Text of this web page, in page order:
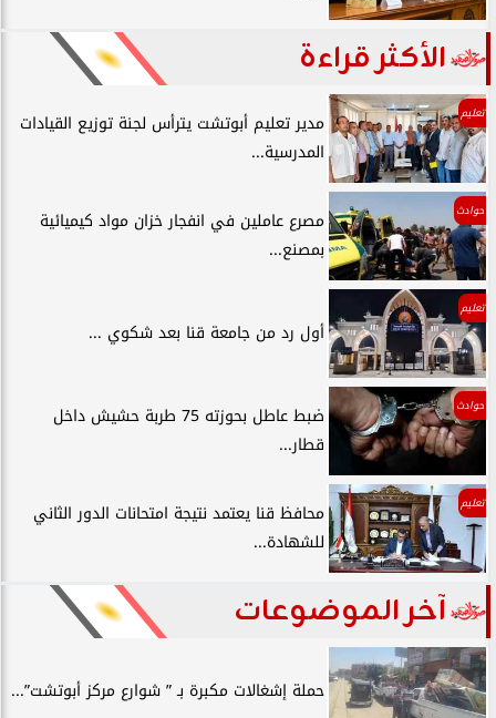
الأكثر قراءة
تعليم
مدير تعليم أبوتشت يترأس لجنة توزيع القيادات
المدرسية...
حوادث
مصرع عاملين في انفجار خزان مواد كيميائية
بمصنع...
تعليم
أول رد من جامعة قنا بعد شكوي ...
حوادث
ضبط عاطل بحوزته 75 طربة حشيش داخل
قطار...
تعليم
محافظ قنا يعتمد نتيجة امتحانات الدور الثاني
للشهادة...
آخر الموضوعات
حملة إشغالات مكبرة بـ ” شوارع مركز أبوتشت”...